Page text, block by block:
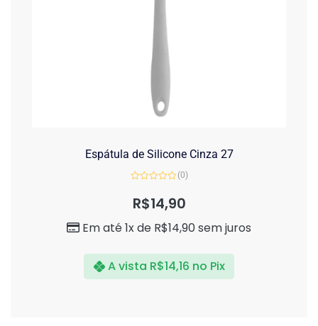
Espátula de Silicone Cinza 27
de
(0)
R$14,90
Em até 1x de R$14,90sem juros
A vista R$14,16 no Pix